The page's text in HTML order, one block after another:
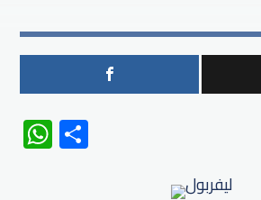
WhatsApp